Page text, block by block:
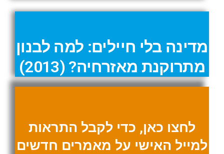
מדינה בלי חיילים: למה לבנון
מתרוקנת מאזרחיה? (2013)
לחצו כאן, כדי לקבל התראות
למייל האישי על מאמרים חדשים